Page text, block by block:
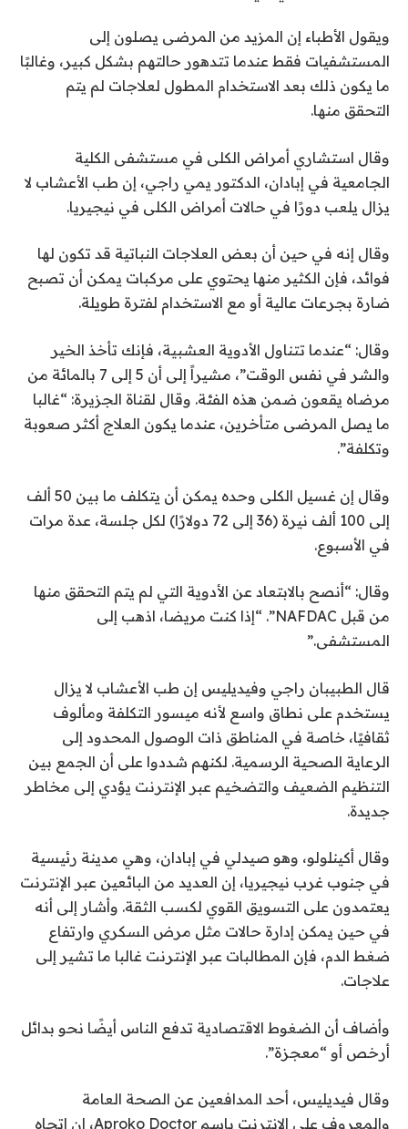
ويقول الأطباء إن المزيد من المرضى يصلون إلى
المستشفيات فقط عندما تتدهور حالتهم بشكل كبير، وغالبًا
ما يكون ذلك بعد الاستخدام المطول لعلاجات لم يتم
التحقق منها.
وقال استشاري أمراض الكلى في مستشفى الكلية
الجامعية في إبادان، الدكتور يمي راجي، إن طب الأعشاب لا
يزال يلعب دورًا في حالات أمراض الكلى في نيجيريا.
وقال إنه في حين أن بعض العلاجات النباتية قد تكون لها
فوائد، فإن الكثير منها يحتوي على مركبات يمكن أن تصبح
ضارة بجرعات عالية أو مع الاستخدام لفترة طويلة.
وقال: “عندما تتناول الأدوية العشبية، فإنك تأخذ الخير
والشر في نفس الوقت”، مشيراً إلى أن 5 إلى 7 بالمائة من
مرضاه يقعون ضمن هذه الفئة. وقال لقناة الجزيرة: “غالبا
ما يصل المرضى متأخرين، عندما يكون العلاج أكثر صعوبة
وتكلفة”.
وقال إن غسيل الكلى وحده يمكن أن يتكلف ما بين 50 ألف
إلى 100 ألف نيرة (36 إلى 72 دولارًا) لكل جلسة، عدة مرات
في الأسبوع.
وقال: “أنصح بالابتعاد عن الأدوية التي لم يتم التحقق منها
من قبل NAFDAC”. “إذا كنت مريضا، اذهب إلى
المستشفى.”
قال الطبيبان راجي وفيديليس إن طب الأعشاب لا يزال
يستخدم على نطاق واسع لأنه ميسور التكلفة ومألوف
ثقافيًا، خاصة في المناطق ذات الوصول المحدود إلى
الرعاية الصحية الرسمية. لكنهم شددوا على أن الجمع بين
التنظيم الضعيف والتضخيم عبر الإنترنت يؤدي إلى مخاطر
جديدة.
وقال أكينلولو، وهو صيدلي في إبادان، وهي مدينة رئيسية
في جنوب غرب نيجيريا، إن العديد من البائعين عبر الإنترنت
يعتمدون على التسويق القوي لكسب الثقة. وأشار إلى أنه
في حين يمكن إدارة حالات مثل مرض السكري وارتفاع
ضغط الدم، فإن المطالبات عبر الإنترنت غالبا ما تشير إلى
علاجات.
وأضاف أن الضغوط الاقتصادية تدفع الناس أيضًا نحو بدائل
أرخص أو “معجزة”.
وقال فيديليس، أحد المدافعين عن الصحة العامة
والمعروف على الإنترنت باسم Aproko Doctor، إن اتجاه